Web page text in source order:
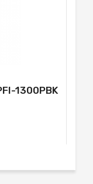
1300PBK